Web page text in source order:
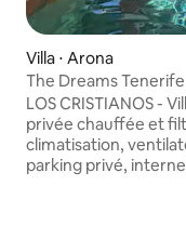
Villa ⋅ Arona
The Dreams Tenerife
LOS CRISTIANOS -
privée chauffée et
climatisation,
parking privé,